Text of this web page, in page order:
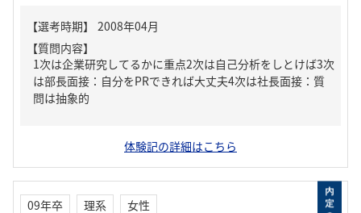
【質問内容】
1次は企業研究してるかに重点2次は自己分析をしとけば3次
は部長面接：自分をPRできれば大丈夫4次は社長面接：質
問は抽象的
体験記の詳細はこちら
09年卒 理系
女性